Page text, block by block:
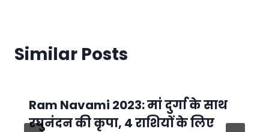
Similar Posts
Ram Navami 2023: मां दुर्गा के साथ
रघुनंदन की कृपा, 4 राशियों के लिए